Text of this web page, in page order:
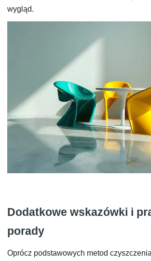
wygląd.
Dodatkowe wskazówki i
porady
Oprócz podstawowych metod